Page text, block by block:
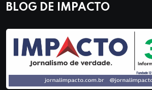
BLOG DE IMPACTO